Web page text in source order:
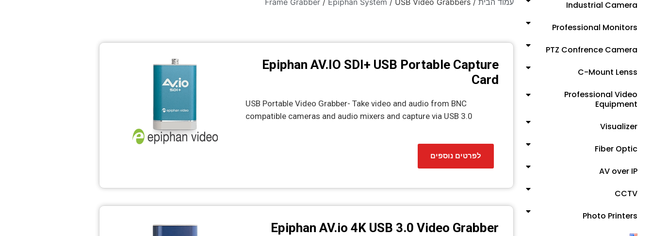
Industrial Camera
Professional Monitors
PTZ Confrence Camera
C-Mount Lenss
Professional Video
Equipment
Visualizer
Fiber Optic
AV over IP
CCTV
Photo Printers
עמוד הבית /
Frame Grabber / Epiphan System / USB Video Grabbers
Epiphan AV.IO SDI+ USB Portable Capture
Card
USB Portable Video Grabber- Take video and audio from BNC
compatible cameras and audio mixers and capture via USB 3.0
לפרטים נוספים
Epiphan AV.io 4K USB 3.0 Video Grabber